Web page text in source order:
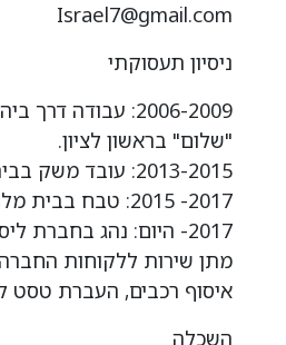
Israel7@gmail.com
ניסיון תעסוקתי
2006-2009: עבודה
"שלום" בראשון לציון.
2013-2015: עובד משק בבית מלון באילת.
2017- 2015: טבח בבית מלון באילת.
2017- היום: נהג בחברת
מתן שירות ללקוחות
איסוף רכבים, העברת טסט
השכלה